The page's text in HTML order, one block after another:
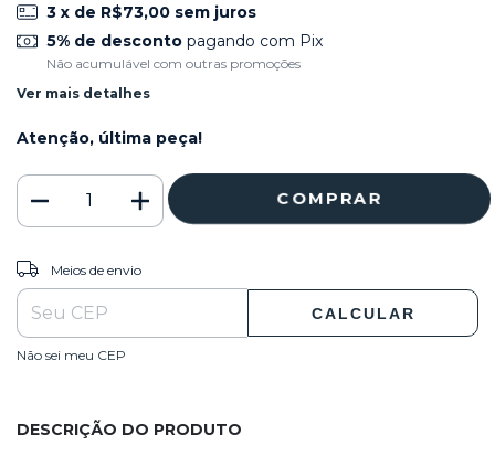
3 x de R$73,00 sem juros
5% de descontopagando com Pix
Não acumulável com outras promoções
Ver mais detalhes
Atenção, última peça!
Entregas para o CEP:
Meios de envio
CALCULAR
Não sei meu CEP
DESCRIÇÃO DO PRODUTO